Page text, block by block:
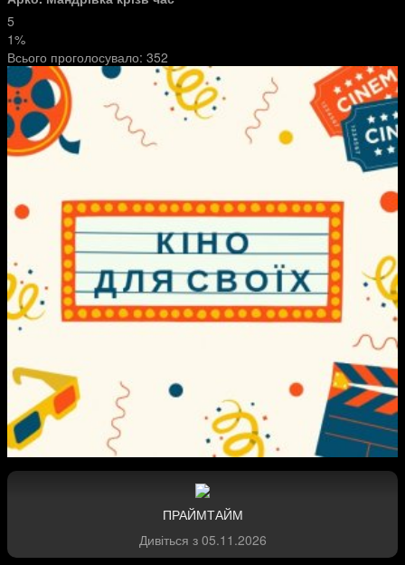
5
1%
Всього проголосувало: 352
ПРАЙМТАЙМ
Дивіться з 05.11.2026